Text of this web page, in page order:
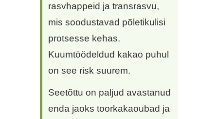
rasvhappeid ja transrasvu,
mis soodustavad põletikulisi
protsesse kehas.
Kuumtöödeldud kakao puhul
on see risk suurem.
Seetõttu on paljud avastanud
enda jaoks toorkakaoubad ja